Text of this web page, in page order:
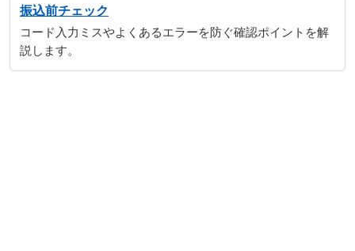
振込前チェック
コード入力ミスやよくあるエラーを防ぐ確認ポイントを解
説します。